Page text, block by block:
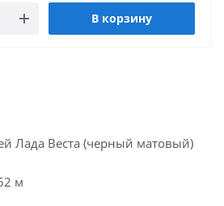
В корзину
Лада Веста (черный матовый)
м